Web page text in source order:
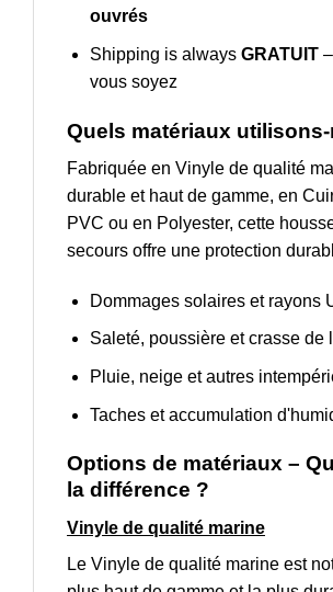
ouvrés
Shipping is always GRATUIT–
vous soyez
Quels matériaux
Fabriquée en Vinyle de qualité
durable et haut de gamme, en
PVC ou en Polyester, cette
secours offre une protection
Dommages solaires et rayons
Saleté, poussière et crasse de
Pluie, neige et autres
Taches et accumulation
Options de matériaux –
la différence ?
Vinyle de qualité marine
Le Vinyle de qualité marine est